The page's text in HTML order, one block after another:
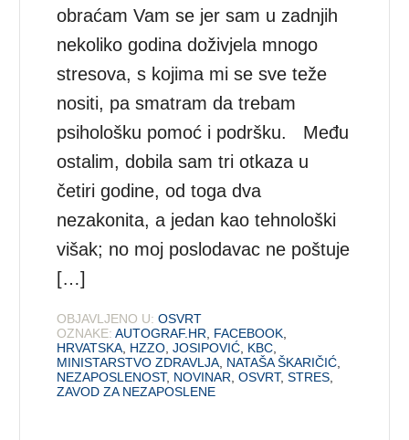
obraćam Vam se jer sam u zadnjih
nekoliko godina doživjela mnogo
stresova, s kojima mi se sve teže
nositi, pa smatram da trebam
psihološku pomoć i podršku. Među
ostalim, dobila sam tri otkaza u
četiri godine, od toga dva
nezakonita, a jedan kao tehnološki
višak; no moj poslodavac ne poštuje
[…]
OBJAVLJENO U: OSVRT
OZNAKE: AUTOGRAF.HR FACEBOOK
HRVATSKA HZZO ,JOSIPOVIĆ KBC
MINISTARSTVO ZDRAVLJA NATAŠA ŠKARIČIĆ
NEZAPOSLENOST, NOVINAR ,OSVRT,STRES
ZAVOD ZA NEZAPOSLENE